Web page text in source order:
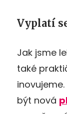
Vyplatí
Jak jsme
také
být nová